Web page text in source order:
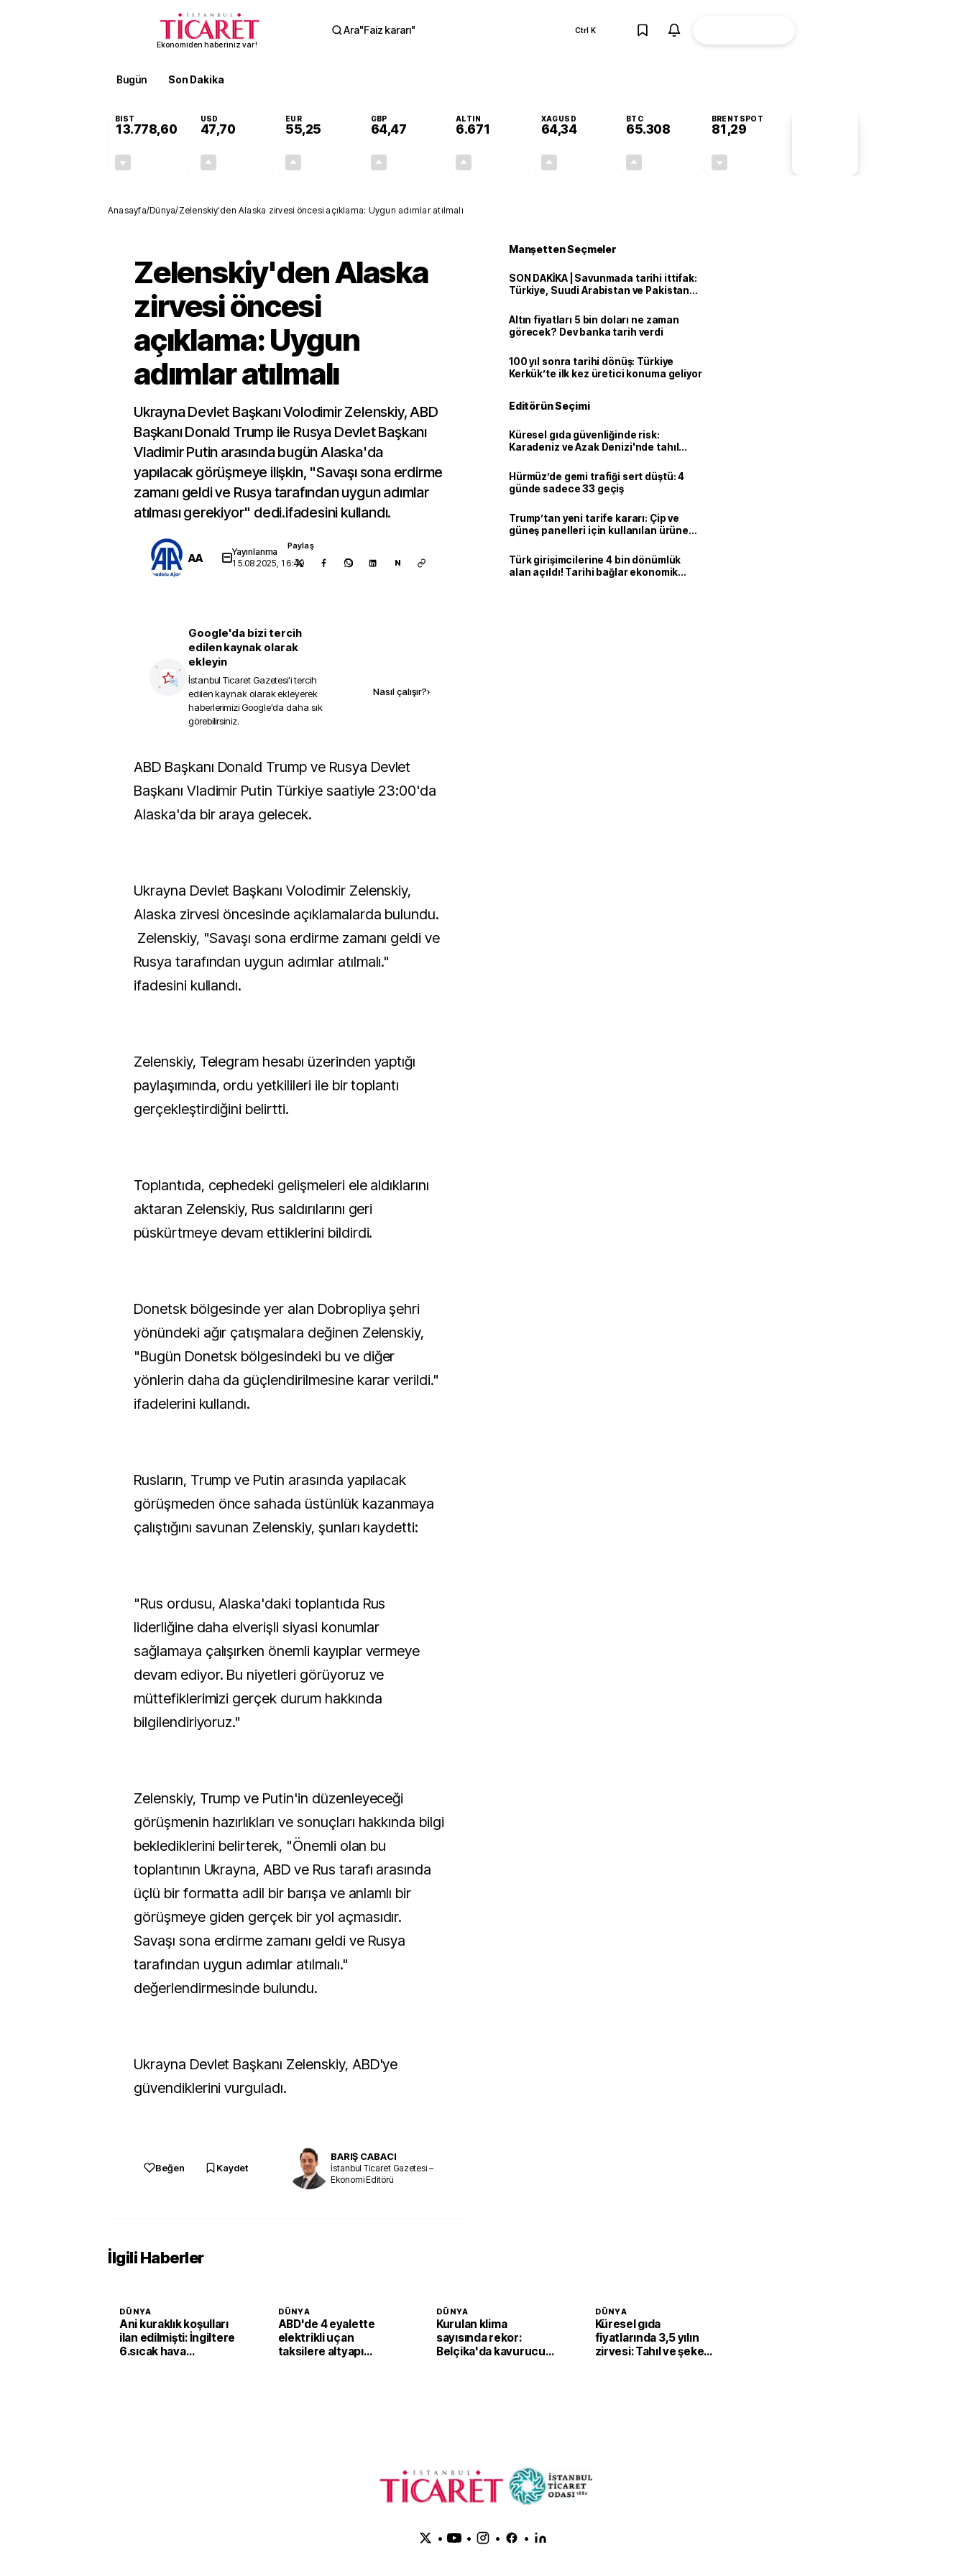
Ekonomiden haberiniz var!
Ara"Faiz kararı" Ctrl K
Bugün Son Dakika
BIST
13.778,60
USD
47,70
EUR
55,25
GBP
64,47
ALTIN
6.671
XAGUSD
64,34
BTC
65.308
BRENTSPOT
81,29
Anasayfa/Dünya/Zelenskiy'den Alaska zirvesi öncesi açıklama: Uygun adımlar atılmalı
Zelenskiy'den Alaska
zirvesi öncesi
açıklama: Uygun
adımlar atılmalı
Ukrayna Devlet Başkanı Volodimir Zelenskiy, ABD
Başkanı Donald Trump ile Rusya Devlet Başkanı
Vladimir Putin arasında bugün Alaska'da
yapılacak görüşmeye ilişkin, "Savaşı sona erdirme
zamanı geldi ve Rusya tarafından uygun adımlar
atılması gerekiyor" dedi.ifadesini kullandı.
AA
Yayınlanma
15.08.2025, 16:49
Paylaş
N
Google'da bizi tercih
edilen kaynak olarak
ekleyin
İstanbul Ticaret Gazetesi'i tercih
edilen kaynak olarak ekleyerek
haberlerimizi Google'da daha sık
görebilirsiniz.
Nasıl çalışır?›
ABD Başkanı Donald Trump ve Rusya Devlet
Başkanı Vladimir Putin Türkiye saatiyle 23:00'da
Alaska'da bir araya gelecek.
Ukrayna Devlet Başkanı Volodimir Zelenskiy,
Alaska zirvesi öncesinde açıklamalarda bulundu.
Zelenskiy, "Savaşı sona erdirme zamanı geldi ve
Rusya tarafından uygun adımlar atılmalı."
ifadesini kullandı.
Zelenskiy, Telegram hesabı üzerinden yaptığı
paylaşımında, ordu yetkilileri ile bir toplantı
gerçekleştirdiğini belirtti.
Toplantıda, cephedeki gelişmeleri ele aldıklarını
aktaran Zelenskiy, Rus saldırılarını geri
püskürtmeye devam ettiklerini bildirdi.
Donetsk bölgesinde yer alan Dobropliya şehri
yönündeki ağır çatışmalara değinen Zelenskiy,
"Bugün Donetsk bölgesindeki bu ve diğer
yönlerin daha da güçlendirilmesine karar verildi."
ifadelerini kullandı.
Rusların, Trump ve Putin arasında yapılacak
görüşmeden önce sahada üstünlük kazanmaya
çalıştığını savunan Zelenskiy, şunları kaydetti:
"Rus ordusu, Alaska'daki toplantıda Rus
liderliğine daha elverişli siyasi konumlar
sağlamaya çalışırken önemli kayıplar vermeye
devam ediyor. Bu niyetleri görüyoruz ve
müttefiklerimizi gerçek durum hakkında
bilgilendiriyoruz."
Zelenskiy, Trump ve Putin'in düzenleyeceği
görüşmenin hazırlıkları ve sonuçları hakkında bilgi
beklediklerini belirterek, "Önemli olan bu
toplantının Ukrayna, ABD ve Rus tarafı arasında
üçlü bir formatta adil bir barışa ve anlamlı bir
görüşmeye giden gerçek bir yol açmasıdır.
Savaşı sona erdirme zamanı geldi ve Rusya
tarafından uygun adımlar atılmalı."
değerlendirmesinde bulundu.
Ukrayna Devlet Başkanı Zelenskiy, ABD'ye
güvendiklerini vurguladı.
Beğen Kaydet
BARIŞ CABACI
İstanbul Ticaret Gazetesi –
Ekonomi Editörü
Manşetten Seçmeler
SON DAKİKA | Savunmada tarihi ittifak:
Türkiye, Suudi Arabistan ve Pakistan
Altın fiyatları 5 bin doları ne zaman
görecek? Dev banka tarih verdi
100 yıl sonra tarihi dönüş: Türkiye
Kerkük’te ilk kez üretici konuma geliyor
Editörün Seçimi
Küresel gıda güvenliğinde risk:
Karadeniz ve Azak Denizi'nde tahıl
Hürmüz’de gemi trafiği sert düştü: 4
günde sadece 33 geçiş
Trump’tan yeni tarife kararı: Çip ve
güneş panelleri için kullanılan ürüne
Türk girişimcilerine 4 bin dönümlük
alan açıldı! Tarihi bağlar ekonomik
İlgili Haberler
DÜNYA
Ani kuraklık koşulları
ilan edilmişti: İngiltere
6.sıcak hava
DÜNYA
ABD'de 4 eyalette
elektrikli uçan
taksilere altyapı
DÜNYA
Kurulan klima
sayısında rekor:
Belçika'da kavurucu
DÜNYA
Küresel gıda
fiyatlarında 3,5 yılın
zirvesi: Tahıl ve şeker
• • • •